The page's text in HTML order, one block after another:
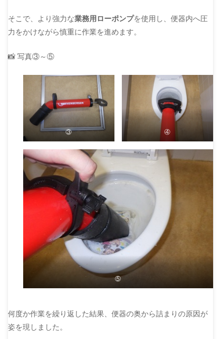
そこで、より強力な業務用ローポンプを使用し、便器内へ圧
力をかけながら慎重に作業を進めます。
📸 写真③～⑤
③ ④
⑤
何度か作業を繰り返した結果、便器の奥から詰まりの原因が
姿を現しました。